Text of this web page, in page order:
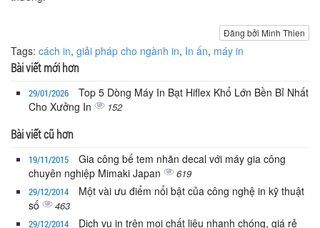
Đăng bởi Minh Thien
Tags: cách in, giải pháp cho ngành in, In ấn, máy in
Bài viết mới hơn
29/01/2026
Top 5 Dòng Máy In Bạt Hiflex Khổ Lớn Bền Bỉ Nhất
Cho Xưởng In
152
Bài viết cũ hơn
19/11/2015
Gia công bế tem nhãn decal với máy gia công
chuyên nghiệp Mimaki Japan
619
29/12/2014
Một vài ưu điểm nổi bật của công nghệ in kỹ thuật
số
463
29/12/2014
Dịch vụ in trên mọi chất liệu nhanh chóng, giá rẻ